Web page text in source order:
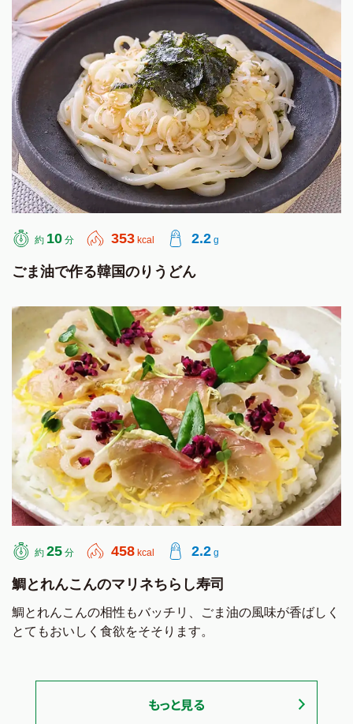
約 10 分 353 kcal 2.2 g
ごま油で作る韓国のりうどん
約 25 分 458 kcal 2.2 g
鯛とれんこんのマリネちらし寿司
鯛とれんこんの相性もバッチリ、ごま油の風味が香ばしく
とてもおいしく食欲をそそります。
もっと見る